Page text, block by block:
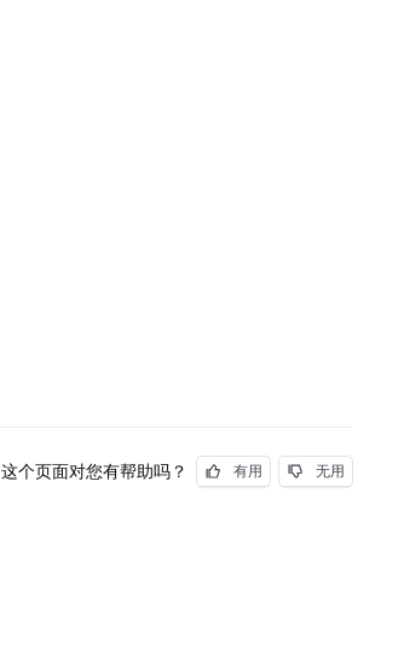
这个页面对您有帮助吗？ 有用 无用